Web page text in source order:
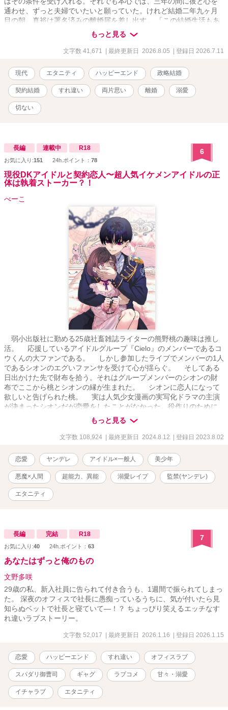
通わせ、ずっと夫婦でいたいと願っていた。けれど結婚二年九ヶ月
目の朝、真裕は署名済みの離婚届を差し出す。 「この結婚生活もあ
と三ヶ月だろ」 予定どおりのことなのに、遥は思わず「いやです」
と拒んでしまう。それでも、真裕は離婚の意思を変えようとしな
い。なのに、その顔にはなぜか苦しげな葛藤が浮かんでいて――？
の終わりから始まる、両片思い夫婦のやり直しラブストーリー。 ＊
他サイトにも掲載していますが、アルファの連載が先行です
もっと見る
文字数 41,671 | 最終更新日 2026.8.05 | 登録日 2026.7.11
現代 エタニティ ハッピーエンド 政略結婚
契約結婚 すれ違い 両片思い 離婚 溺愛
切ない
長編 連載中 R18
お気に入り:151 24h.ポイント： 78
6
現役DKアイドルと契約恋人〜超人気イケメンアイドルの正
体は執着ストーカー？！
べーこ
弱小出版社に勤める25歳社畜雑誌ライターの熊野桃の趣味は推し
活。 応援しているアイドルグループ『Cielo』のメンバーであるコ
ウくんの大ファンである。 しかし参加したライブでメンバーの1人
であるシオンのエグいファンサを受けて心が揺らぐ。 そしてある
日出かけた先で財布を拾う。それはグループメンバーのシオンの財
布でここから桃とシオンの縁が生まれた。 シオンに恋人になって
欲しいと告げられた桃。 実は人気少女漫画の実写化ドラマの主演
が決まったシオンだが恋愛をしたことがなかった。役作りのために
信頼できる女性と恋人ごっこをしたいと桃に申し出たのだ。 桃
は悩むが推しであるコウとの縁ができる事とシオンの押しに負けて
付き合う事を決意する。 現役高校生とは思えないほどのシオンの
事に罪悪感を感じていた。ついに桃はシオンに別れを告げるがシオ
ンは絶対に嫌だと言い張り、所有するタワマンの最上階の1室に桃を
誘拐する。 「俺、桃さんのことずーっと好きだったよ。また俺から
離れようとするなんて酷い人。今度こそ一緒にいようね。たっぷり
愛してあげる」 ミステリアスなヤンデレ美少年アイドル×限界ドル
オタOLのコメディ時々ファンタジーホラーなヤンデレラブストーリ
桃の思い出からそのままお読みください。BADエンドルートはこれ
から更新していきます ムーンライトノベルスにも同じものを連載
しています。
もっと見る
文字数 108,924 | 最終更新日 2024.8.12 | 登録日 2023.8.02
恋愛 ヤンデレ アイドル×一般人 美少年
悪魔×人間 超能力、異能 溺愛レイプ 監禁(ヤンデレ)
エタニティ
長編 完結 R18
お気に入り:40 24h.ポイント： 63
7
あなたはずっと俺のもの
文野多咲
29歳の私、新入社員に告られて付き合うも、1週間で振られてしまっ
た。 深夜のオフィスで社長に愚痴っているうちに、気が付いたら見
知らぬベットで社長と寝ていて―！？ ちょっぴり笑えるエッチなす
れ違いラブストーリー。
文字数 52,017 | 最終更新日 2026.1.16 | 登録日 2026.1.15
恋愛 ハッピーエンド すれ違い オフィスラブ
スパダリ御曹司 ギャグ ラブコメ 甘々・溺愛
イチャラブ エタニティ